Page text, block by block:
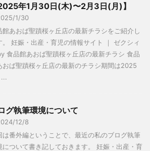
2025年1月30日(木)〜2月3日(月)】
1/30
館あおば聖蹟桜ヶ丘店の最新チラシをご紹介し
。 妊娠・出産・育児の情報サイト ｜ ゼクシィ
食品館あおば聖蹟桜ヶ丘店の最新チラシ 食品
おば聖蹟桜ヶ丘店の最新のチラシ期間は2025
グ執筆環境について
12/8
は番外編ということで、最近の私のブログ執筆
について書き記しておきます。 妊娠・出産・育